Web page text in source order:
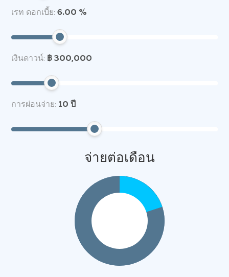
เรท ดอกเบี้ย: 6.00 %
เงินดาวน์: ฿ 300,000
การผ่อนจ่าย: 10 ปี
จ่ายต่อเดือน